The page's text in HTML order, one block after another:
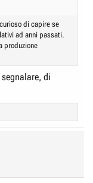
di capire se
ad anni passati.
produzione
di